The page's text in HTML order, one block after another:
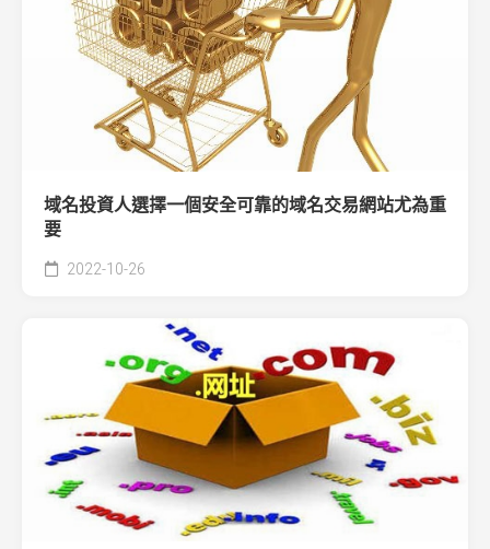
域名投資人選擇一個安全可靠的域名交易網站尤為重
要
2022-10-26